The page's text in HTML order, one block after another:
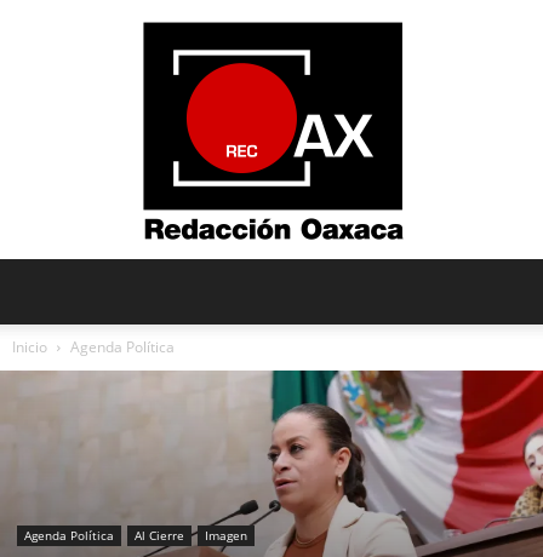
Oaxaca
Inicio Agenda Política
Agenda Política Al Cierre Imagen